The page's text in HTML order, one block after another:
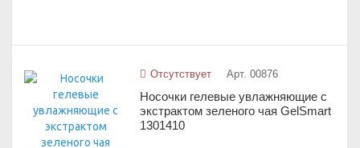
Отсутствует Арт. 00876
Носочки гелевые увлажняющие с
экстрактом зеленого чая GelSmart
1301410